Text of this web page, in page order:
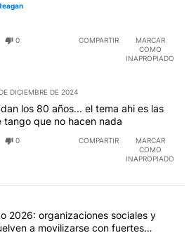
0 COMPARTIR
MARCAR
COMO
INAPROPIADO
DICIEMBRE DE 2024
los 80 años... el tema ahi es las
tango que no hacen nada
0 COMPARTIR
MARCAR
COMO
INAPROPIADO
con más comentarios en los
con el título "San Cayetano 2026:
2026: organizaciones sociales y
a movilizarse con fuertes